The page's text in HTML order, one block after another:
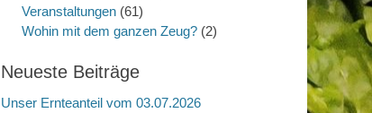
Veranstaltungen(61)
Wohin mit dem ganzen Zeug?(2)
Neueste Beiträge
Unser Ernteanteil vom 03.07.2026